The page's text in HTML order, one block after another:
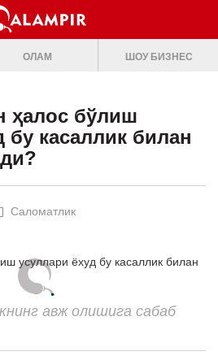
ОЛАМ ШОУ БИЗНЕС
ҳалос бўлиш
бу касаллик билан
Саломатлик
авж олишига сабаб